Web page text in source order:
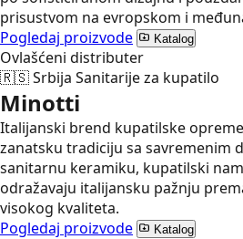
prisustvom na evropskom i
Pogledaj proizvode
Katalog
Ovlašćeni distributer
🇷🇸Srbija Sanitarije za kupatilo
Minotti
Italijanski brend kupatilske
zanatsku tradiciju sa savremenim
sanitarnu keramiku, kupatilski
odražavaju italijansku pažnju
visokog kvaliteta.
Pogledaj proizvode
Katalog